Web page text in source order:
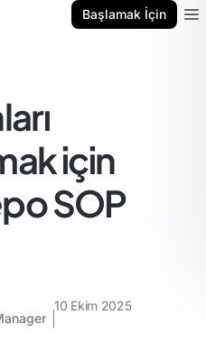
Başlamak İçin
için
SOP
10 Ekim 2025